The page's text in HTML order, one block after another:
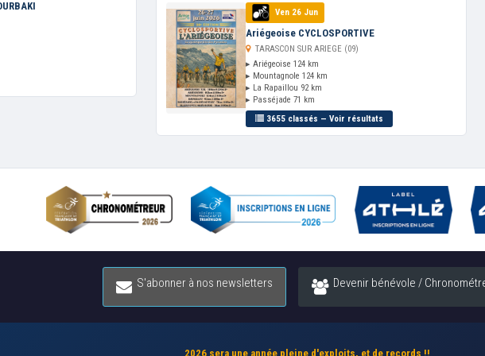
Ven 26 Jun
Ariégeoise CYCLOSPORTIVE
TARASCON SUR ARIEGE (09)
▸ Ariégeoise 124 km
▸ Mountagnole 124 km
▸ La Rapaillou 92 km
▸ Passéjade 71 km
3655 classés — Voir résultats
S'abonner à nos newsletters Devenir bénévole /
2026 sera une année pleine d'exploits, et de records !!